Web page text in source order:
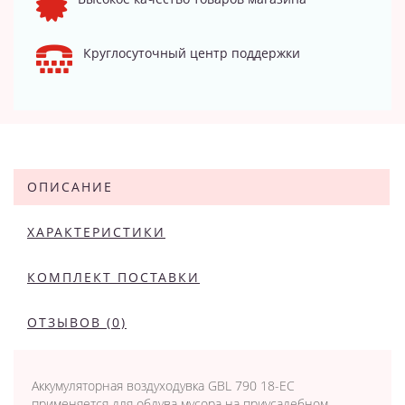
Круглосуточный центр поддержки
ОПИСАНИЕ
ХАРАКТЕРИСТИКИ
КОМПЛЕКТ ПОСТАВКИ
ОТЗЫВОВ (0)
Аккумуляторная воздуходувка GBL 790 18-EC